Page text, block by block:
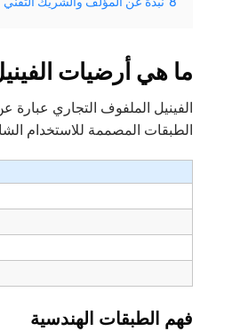
ما هي أرضيات
الطبقات المصممة للاستخدام
فهم الطبقات الهندسية